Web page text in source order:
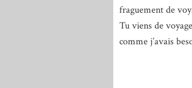
fraguement de
Tu viens de
comme j’avais